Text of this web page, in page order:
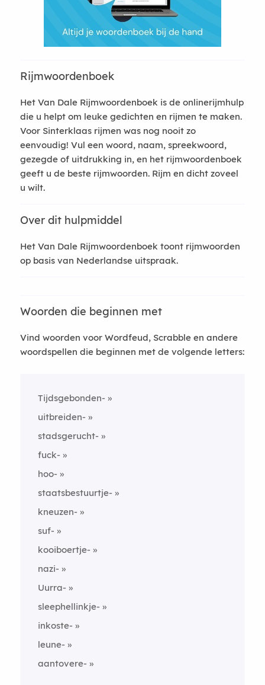
Rijmwoordenboek
Het Van Dale Rijmwoordenboek is de onlinerijmhulp
die u helpt om leuke gedichten en rijmen te maken.
Voor Sinterklaas rijmen was nog nooit zo
eenvoudig! Vul een woord, naam, spreekwoord,
gezegde of uitdrukking in, en het rijmwoordenboek
geeft u de beste rijmwoorden. Rijm en dicht zoveel
u wilt.
Over dit hulpmiddel
Het Van Dale Rijmwoordenboek toont rijmwoorden
op basis van Nederlandse uitspraak.
Woorden die beginnen met
Vind woorden voor Wordfeud, Scrabble en andere
woordspellen die beginnen met de volgende letters:
Tijdsgebonden-
uitbreiden-
stadsgerucht-
fuck-
hoo-
staatsbestuurtje-
kneuzen-
suf-
kooiboertje-
nazi-
Uurra-
sleephellinkje-
inkoste-
leune-
aantovere-